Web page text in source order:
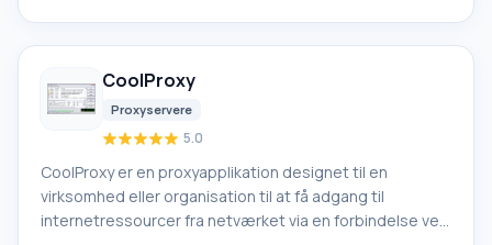
CoolProxy
Proxyservere
5.0
CoolProxy er en proxyapplikation designet til en
virksomhed eller organisation til at få adgang til
internetressourcer fra netværket via en forbindelse ved